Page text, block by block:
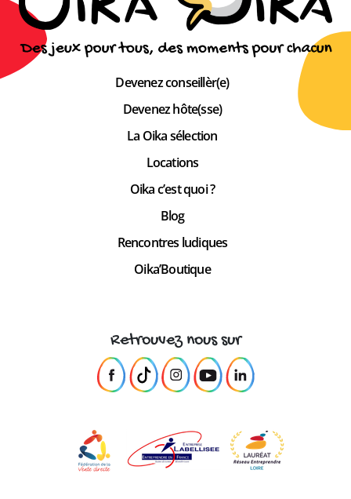
Devenez conseillèr(e)
Devenez hôte(sse)
La Oika sélection
Locations
Oika c’est quoi ?
Blog
Rencontres ludiques
Oika’Boutique
Retrouvez nous sur